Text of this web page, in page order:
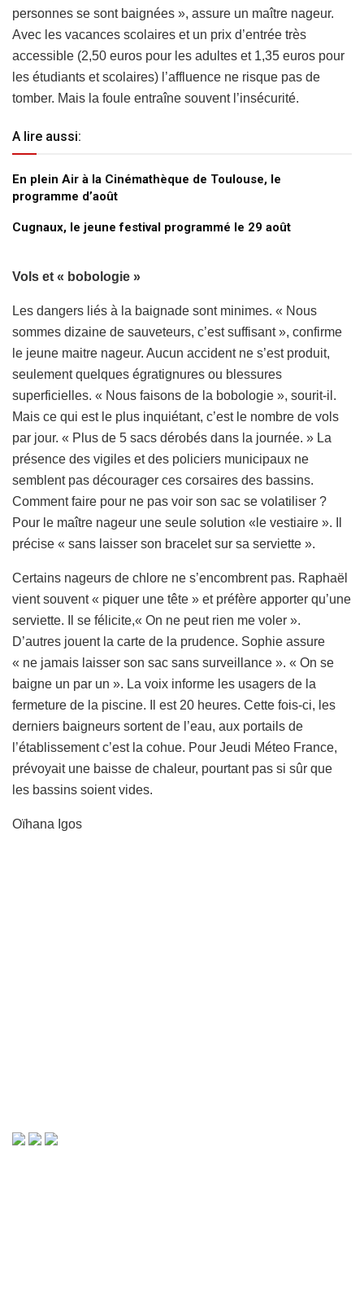
personnes se sont baignées », assure un maître nageur.
Avec les vacances scolaires et un prix d’entrée très
accessible (2,50 euros pour les adultes et 1,35 euros pour
les étudiants et scolaires) l’affluence ne risque pas de
tomber. Mais la foule entraîne souvent l’insécurité.
A lire aussi:
En plein Air à la Cinémathèque de Toulouse, le
programme d’août
Cugnaux, le jeune festival programmé le 29 août
Vols et « bobologie »
Les dangers liés à la baignade sont minimes. « Nous
sommes dizaine de sauveteurs, c’est suffisant », confirme
le jeune maitre nageur. Aucun accident ne s’est produit,
seulement quelques égratignures ou blessures
superficielles. « Nous faisons de la bobologie », sourit-il.
Mais ce qui est le plus inquiétant, c’est le nombre de vols
par jour. « Plus de 5 sacs dérobés dans la journée. » La
présence des vigiles et des policiers municipaux ne
semblent pas décourager ces corsaires des bassins.
Comment faire pour ne pas voir son sac se volatiliser ?
Pour le maître nageur une seule solution «le vestiaire ». Il
précise « sans laisser son bracelet sur sa serviette ».
Certains nageurs de chlore ne s’encombrent pas. Raphaël
vient souvent « piquer une tête » et préfère apporter qu’une
serviette. Il se félicite,« On ne peut rien me voler ».
D’autres jouent la carte de la prudence. Sophie assure
« ne jamais laisser son sac sans surveillance ». « On se
baigne un par un ». La voix informe les usagers de la
fermeture de la piscine. Il est 20 heures. Cette fois-ci, les
derniers baigneurs sortent de l’eau, aux portails de
l’établissement c’est la cohue. Pour Jeudi Méteo France,
prévoyait une baisse de chaleur, pourtant pas si sûr que
les bassins soient vides.
Oïhana Igos